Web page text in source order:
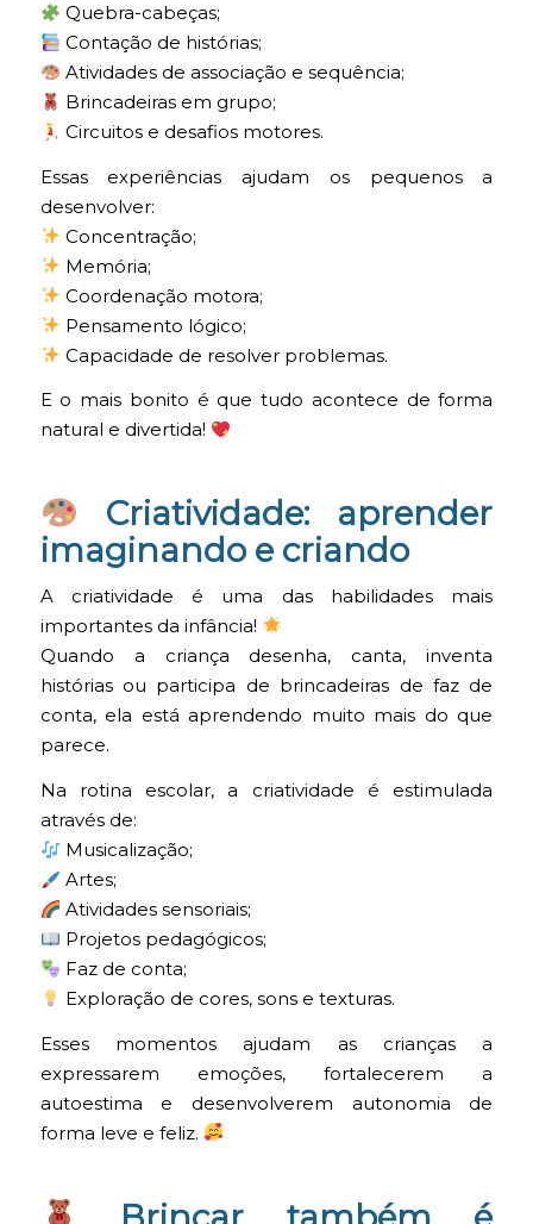
Quebra-cabeças;
Contação de histórias;
Atividades de associação e sequência;
Brincadeiras em grupo;
Circuitos e desafios motores.
Essas experiências ajudam os pequenos a
desenvolver:
Concentração;
Memória;
Coordenação motora;
Pensamento lógico;
Capacidade de resolver problemas.
E o mais bonito é que tudo acontece de forma
natural e divertida!
Criatividade: aprender
imaginando e criando
A criatividade é uma das habilidades mais
importantes da infância!
Quando a criança desenha, canta, inventa
histórias ou participa de brincadeiras de faz de
conta, ela está aprendendo muito mais do que
parece.
Na rotina escolar, a criatividade é estimulada
através de:
Musicalização;
Artes;
Atividades sensoriais;
Projetos pedagógicos;
Faz de conta;
Exploração de cores, sons e texturas.
Esses momentos ajudam as crianças a
expressarem emoções, fortalecerem a
autoestima e desenvolverem autonomia de
forma leve e feliz.